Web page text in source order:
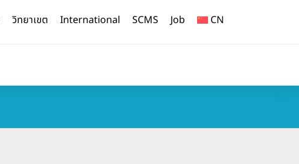
วิทยาเขต International SCMS Job CN